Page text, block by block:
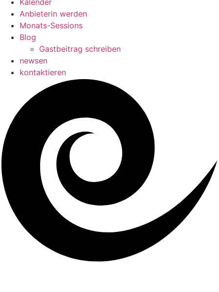
Kalender
Anbieterin werden
Monats-Sessions
Blog
Gastbeitrag schreiben
newsen
kontaktieren